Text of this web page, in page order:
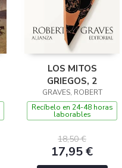
LOS MITOS
GRIEGOS, 2
GRAVES, ROBERT
Recíbelo en 24-48 horas
laborables
18,50 €
17,95 €